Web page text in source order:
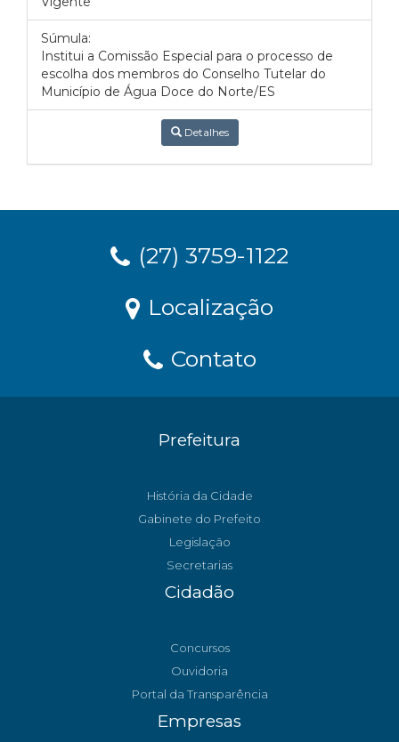
Súmula:
Institui a Comissão Especial para o processo de
escolha dos membros do Conselho Tutelar do
Município de Água Doce do Norte/ES
Detalhes
(27) 3759-1122
Localização
Contato
Prefeitura
História da Cidade
Gabinete do Prefeito
Legislação
Secretarias
Cidadão
Concursos
Ouvidoria
Portal da Transparência
Empresas